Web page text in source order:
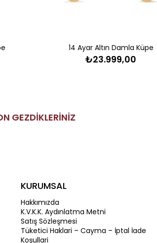
14 Ayar Altın Damla Küpe
₺23.999,00
GEZDİKLERİNİZ
KURUMSAL
Hakkımızda
K.V.K.K. Aydınlatma Metni
Satış Sözleşmesi
Tüketici Haklari – Cayma – İptal İade
Koşullari